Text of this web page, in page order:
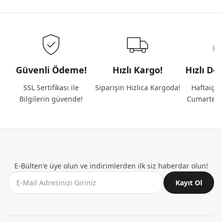
Güvenli Ödeme!
SSL Sertifikası ile
Bilgilerin güvende!
Hızlı Kargo!
Siparişin Hızlıca Kargoda!
Hızlı
Haftaiçi
E-Bülten'e üye olun ve indirimlerden ilk siz haberdar olun!
Kayıt Ol